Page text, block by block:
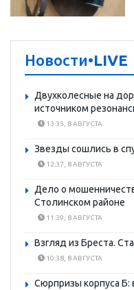
Новости•LIVE
Двухколесные на
источником
13:35, 8 АВГУСТА
Звезды сошлись в
12:37, 8 АВГУСТА
Дело о
Столинском районе
11:39, 8 АВГУСТА
Взгляд из Бреста.
10:38, 8 АВГУСТА
Сюрпризы корпуса